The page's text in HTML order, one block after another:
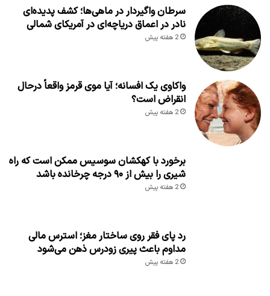
سرطان واگیردار در ماهی‌ها؛ کشف پدیده‌ای
نادر در اعماق دریاچه‌ای در آمریکای شمالی
2 هفته پیش
واکاوی یک افسانه؛ آیا موی قرمز واقعاً درحال
انقراض است؟
2 هفته پیش
برخورد با کهکشان سوسیس ممکن است که راه
شیری را بیش از ۹۰ درجه چرخانده باشد
2 هفته پیش
رد پای فقر روی ساختار مغز؛ استرس مالی
مداوم باعث پیری زودرس ذهن می‌شود
2 هفته پیش